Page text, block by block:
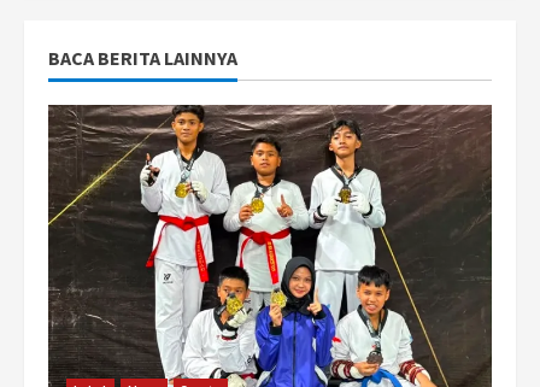
BACA BERITA LAINNYA